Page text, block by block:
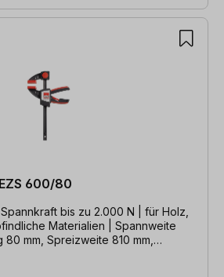
600/80
bis zu 2.000 N | für Holz,
Materialien | Spannweite
80 mm, Spreizweite 810 mm,